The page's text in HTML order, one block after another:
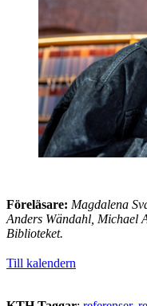
Föreläsare: Magdalena
Anders Wändahl, Michael
Biblioteket.
Till kalendern